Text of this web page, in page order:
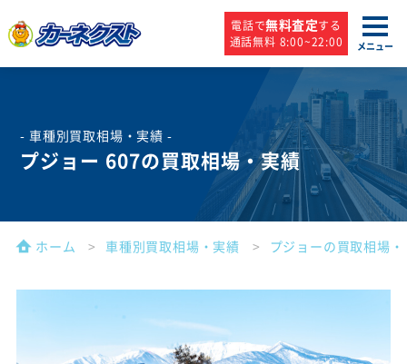
電話で無料査定する
通話無料 8:00~22:00
メニュー
- 車種別買取相場・実績 -
プジョー 607の買取相場・実績
ホーム 車種別買取相場・実績 プジョーの買取相場